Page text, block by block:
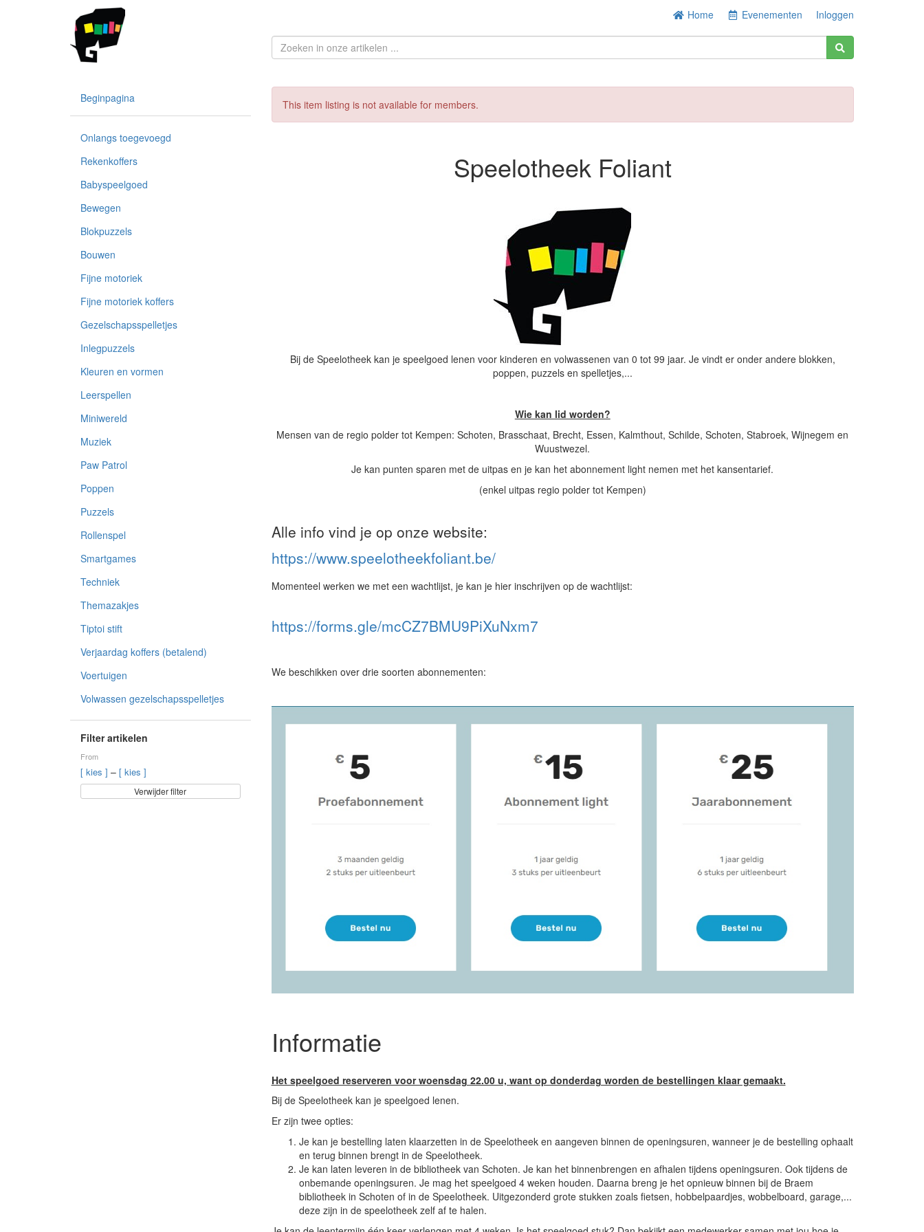
Home Evenementen Inloggen
Beginpagina
Onlangs toegevoegd
Rekenkoffers
Babyspeelgoed
Bewegen
Blokpuzzels
Bouwen
Fijne motoriek
Fijne motoriek koffers
Gezelschapsspelletjes
Inlegpuzzels
Kleuren en vormen
Leerspellen
Miniwereld
Muziek
Paw Patrol
Poppen
Puzzels
Rollenspel
Smartgames
Techniek
Themazakjes
Tiptoi stift
Verjaardag koffers (betalend)
Voertuigen
Volwassen gezelschapsspelletjes
Filter artikelen
From
[ kies ] – [ kies ]
Verwijder filter
This item listing is not available for members.
Speelotheek Foliant
Bij de Speelotheek kan je speelgoed lenen voor kinderen en volwassenen van 0 tot 99 jaar. Je vindt er onder andere blokken,
poppen, puzzels en spelletjes,...
Wie kan lid worden?
Mensen van de regio polder tot Kempen: Schoten, Brasschaat, Brecht, Essen, Kalmthout, Schilde, Schoten, Stabroek, Wijnegem en
Wuustwezel.
Je kan punten sparen met de uitpas en je kan het abonnement light nemen met het kansentarief.
(enkel uitpas regio polder tot Kempen)
Alle info vind je op onze website:
https://www.speelotheekfoliant.be/
Momenteel werken we met een wachtlijst, je kan je hier inschrijven op de wachtlijst:
https://forms.gle/mcCZ7BMU9PiXuNxm7
We beschikken over drie soorten abonnementen:
Informatie
Het speelgoed reserveren voor woensdag 22.00 u, want op donderdag worden de bestellingen klaar gemaakt.
Bij de Speelotheek kan je speelgoed lenen.
Er zijn twee opties:
Je kan je bestelling laten klaarzetten in de Speelotheek en aangeven binnen de openingsuren, wanneer je de bestelling ophaalt
en terug binnen brengt in de Speelotheek.
Je kan laten leveren in de bibliotheek van Schoten. Je kan het binnenbrengen en afhalen tijdens openingsuren. Ook tijdens de
onbemande openingsuren. Je mag het speelgoed 4 weken houden. Daarna breng je het opnieuw binnen bij de Braem
bibliotheek in Schoten of in de Speelotheek. Uitgezonderd grote stukken zoals fietsen, hobbelpaardjes, wobbelboard, garage,...
deze zijn in de speelotheek zelf af te halen.